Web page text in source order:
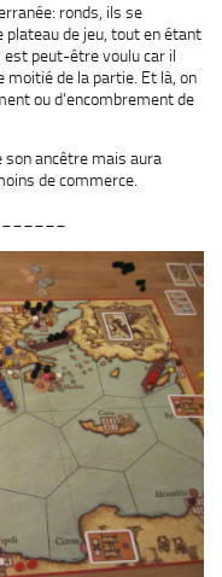
ronds, ils se
plateau de jeu, tout en étant
est peut-être voulu car il
moitié de la partie. Et là, on
ou d’encombrement de
ancêtre mais aura
de commerce.